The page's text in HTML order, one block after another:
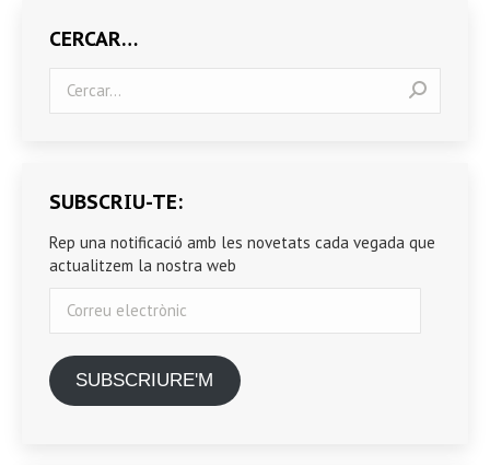
CERCAR…
SUBSCRIU-TE:
Rep una notificació amb les novetats cada vegada que
actualitzem la nostra web
electrònic
SUBSCRIURE'M